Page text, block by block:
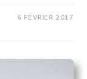
6 FÉVRIER 2017